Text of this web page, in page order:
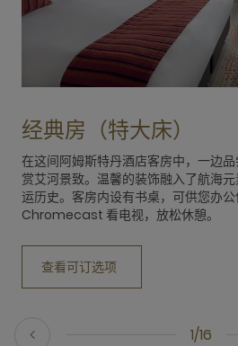
1/16
经典房（特大床）
在这间阿姆斯特丹酒店客房中，一边
赏艾河景致。温馨的装饰融入了航海
运历史。客房内设有书桌，可供您办
Chromecast 看电视，放松休憩。
查看可订选项